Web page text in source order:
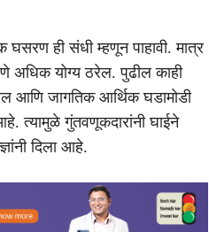
घसरण ही संधी म्हणून पाहावी. मात्र
अधिक योग्य ठरेल. पुढील काही
आणि जागतिक आर्थिक घडामोडी
त्यामुळे गुंतवणूकदारांनी घाईने
दिला आहे.